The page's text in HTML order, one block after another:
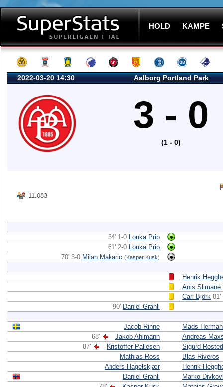
HOLD KAMPE
2022-03-20 14:30 Aalborg Portland Park
3 - 0
(1 - 0)
11.083
34' 1-0 Louka Prip
61' 2-0 Louka Prip
70' 3-0 Milan Makaric (Kasper Kusk)
Henrik
Anis Slimane
Carl Björk 81'
90' Daniel Granli
Jacob Rinne
Mads
68'
Jakob Ahlmann
Andreas
87'
Kristoffer Pallesen
Sigurd Rosted
Mathias Ross
Blas Riveros
Anders Hagelskjær
Henrik
Daniel Granli
Marko